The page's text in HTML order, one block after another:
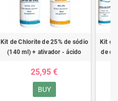
Kit de Chlorite de 25% de sódio
(140 ml) + ativador - ácido
25,95 €
BUY
Kit de
de